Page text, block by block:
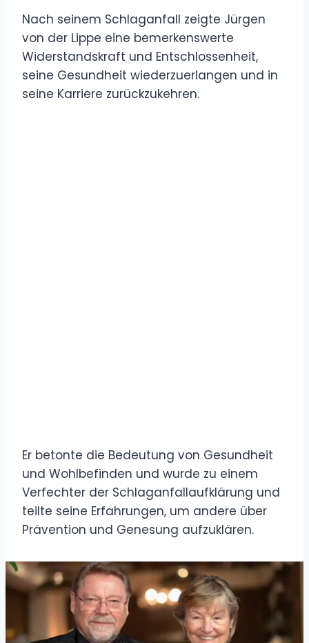
Nach seinem Schlaganfall zeigte Jürgen
von der Lippe eine bemerkenswerte
Widerstandskraft und Entschlossenheit,
seine Gesundheit wiederzuerlangen und in
seine Karriere zurückzukehren.
Er betonte die Bedeutung von Gesundheit
und Wohlbefinden und wurde zu einem
Verfechter der Schlaganfallaufklärung und
teilte seine Erfahrungen, um andere über
Prävention und Genesung aufzuklären.